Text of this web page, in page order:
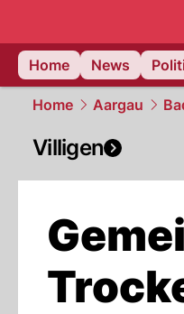
Home
News
Home Aargau
Villigen